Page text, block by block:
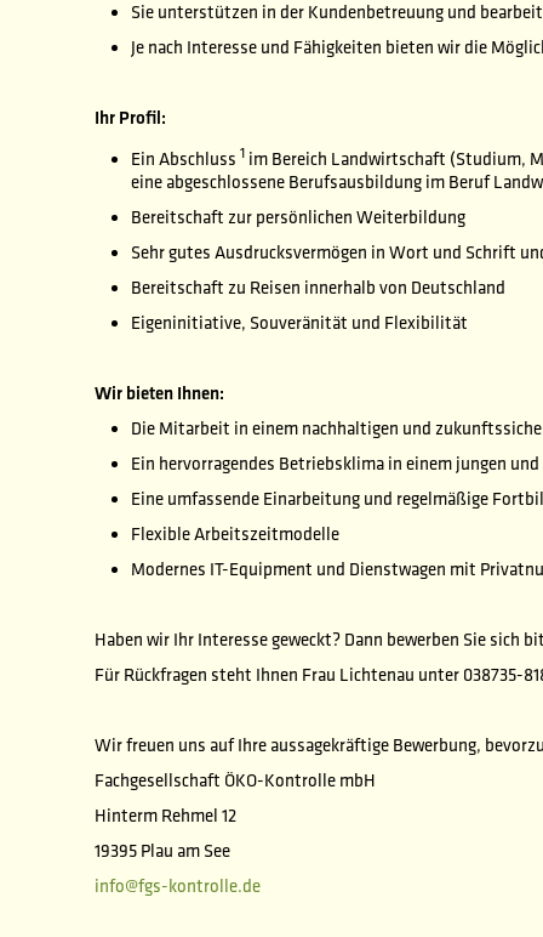
Sie unterstützen in der Kundenbetreuung und
Je nach Interesse und Fähigkeiten bieten wir die
Ihr Profil:
Ein Abschluss 1 im Bereich Landwirtschaft (Studium,
eine abgeschlossene Berufsausbildung im Beruf
Bereitschaft zur persönlichen Weiterbildung
Sehr gutes Ausdrucksvermögen in Wort und Schrift
Bereitschaft zu Reisen innerhalb von Deutschland
Eigeninitiative, Souveränität und Flexibilität
Wir bieten Ihnen:
Die Mitarbeit in einem nachhaltigen und
Ein hervorragendes Betriebsklima in einem jungen
Eine umfassende Einarbeitung und regelmäßige
Flexible Arbeitszeitmodelle
Modernes IT-Equipment und Dienstwagen mit
Haben wir Ihr Interesse geweckt? Dann bewerben Sie
Für Rückfragen steht Ihnen Frau Lichtenau unter 038735-
Wir freuen uns auf Ihre aussagekräftige Bewerbung,
Fachgesellschaft ÖKO-Kontrolle mbH
Hinterm Rehmel 12
19395 Plau am See
info@fgs-kontrolle.de